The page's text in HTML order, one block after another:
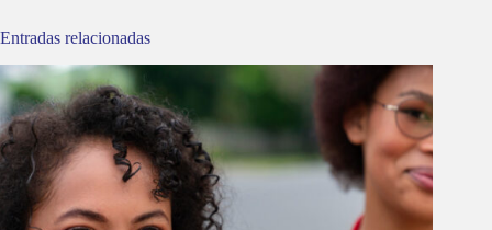
Entradas relacionadas